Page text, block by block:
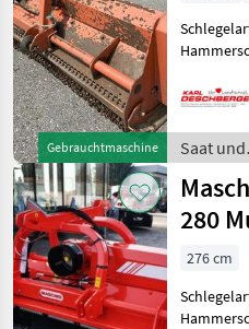
MARKTPLATZ
Marktplatz Händlerangebote
Gebrauchtmaschine
Maschio
Mulcher
Front-
hydr.
Saat und
Pflege /
Maschio
280
276 cm